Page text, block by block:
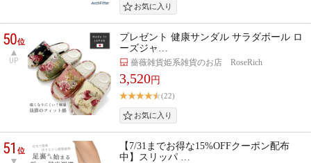
50位
UP
プレゼント 健康サンダル サラダボール ロ
ーズジャ…
薔薇雑貨姫系雑貨のお店 RoseRich
3,520円
(22)
51位
【7/31までお得な15%OFFクーポン配布
中】スリッパ …